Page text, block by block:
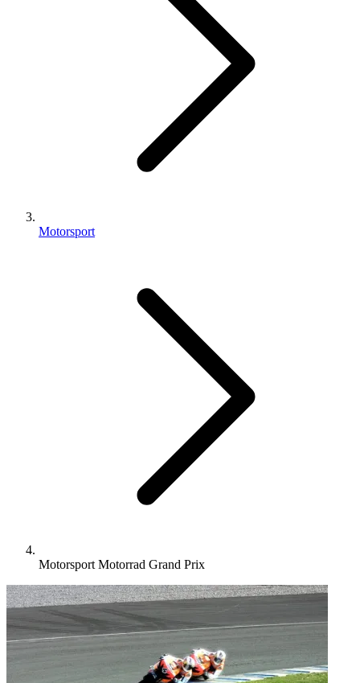
Motorsport
Motorsport Motorrad Grand Prix